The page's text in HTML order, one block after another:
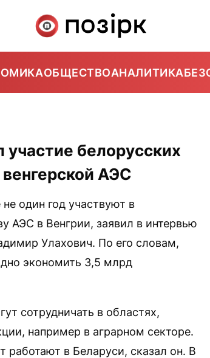
ОБЩЕСТВОАНАЛИТИКА
белорусских
АЭС
один год участвуют в
АЭС в Венгрии, заявил в интервью
Улахович. По его словам,
экономить 3,5 млрд
сотрудничать в областях,
например в аграрном секторе.
работают в Беларуси, сказал он. В